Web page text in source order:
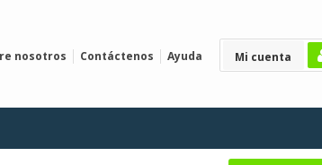
Mi cuenta
nosotros Contáctenos Ayuda